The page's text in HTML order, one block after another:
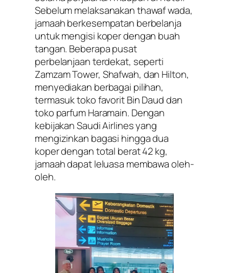
Sebelum melaksanakan thawaf wada,
jamaah berkesempatan berbelanja
untuk mengisi koper dengan buah
tangan. Beberapa pusat
perbelanjaan terdekat, seperti
Zamzam Tower, Shafwah, dan Hilton,
menyediakan berbagai pilihan,
termasuk toko favorit Bin Daud dan
toko parfum Haramain. Dengan
kebijakan Saudi Airlines yang
mengizinkan bagasi hingga dua
koper dengan total berat 42 kg,
jamaah dapat leluasa membawa oleh-
oleh.